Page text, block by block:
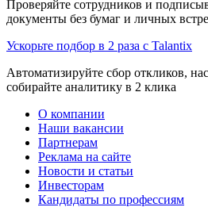
Проверяйте сотрудников и
документы без бумаг и личных
Ускорьте подбор в 2 раза с Talantix
Автоматизируйте сбор откликов,
собирайте аналитику в 2 клика
О компании
Наши вакансии
Партнерам
Реклама на сайте
Новости и статьи
Инвесторам
Кандидаты по профессиям